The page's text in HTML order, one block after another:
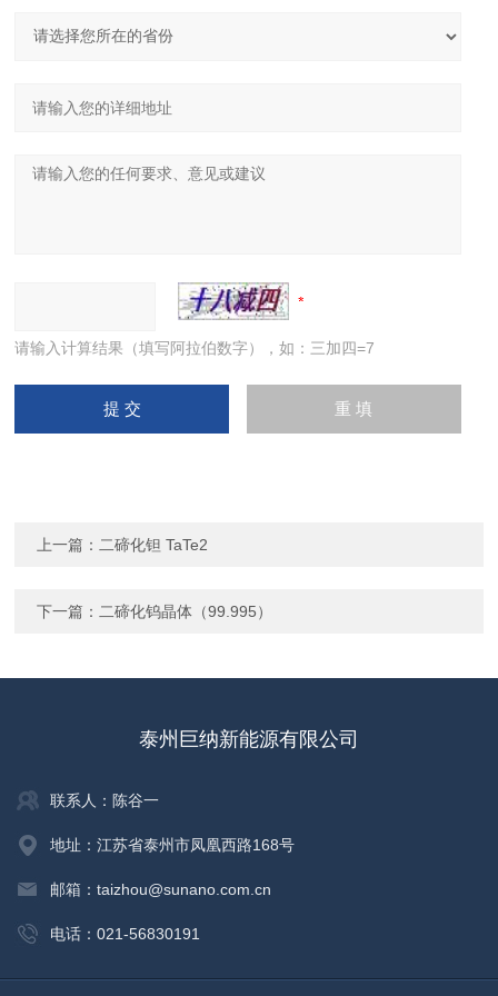
请输入计算结果（填写阿拉伯数字），如：三加四=7
上一篇： 二碲化钽 TaTe2
下一篇： 二碲化钨晶体（99.995）
泰州巨纳新能源有限公司
联系人：陈谷一
地址：江苏省泰州市凤凰西路168号
邮箱：taizhou@sunano.com.cn
电话：021-56830191